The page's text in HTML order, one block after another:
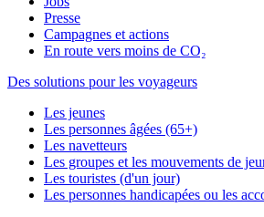
Presse
Campagnes et actions
En route vers moins de CO₂
Des solutions pour les voyageurs
Les jeunes
Les personnes âgées (65+)
Les navetteurs
Les groupes et les mouvements de
Les touristes (d'un jour)
Les personnes handicapées ou les